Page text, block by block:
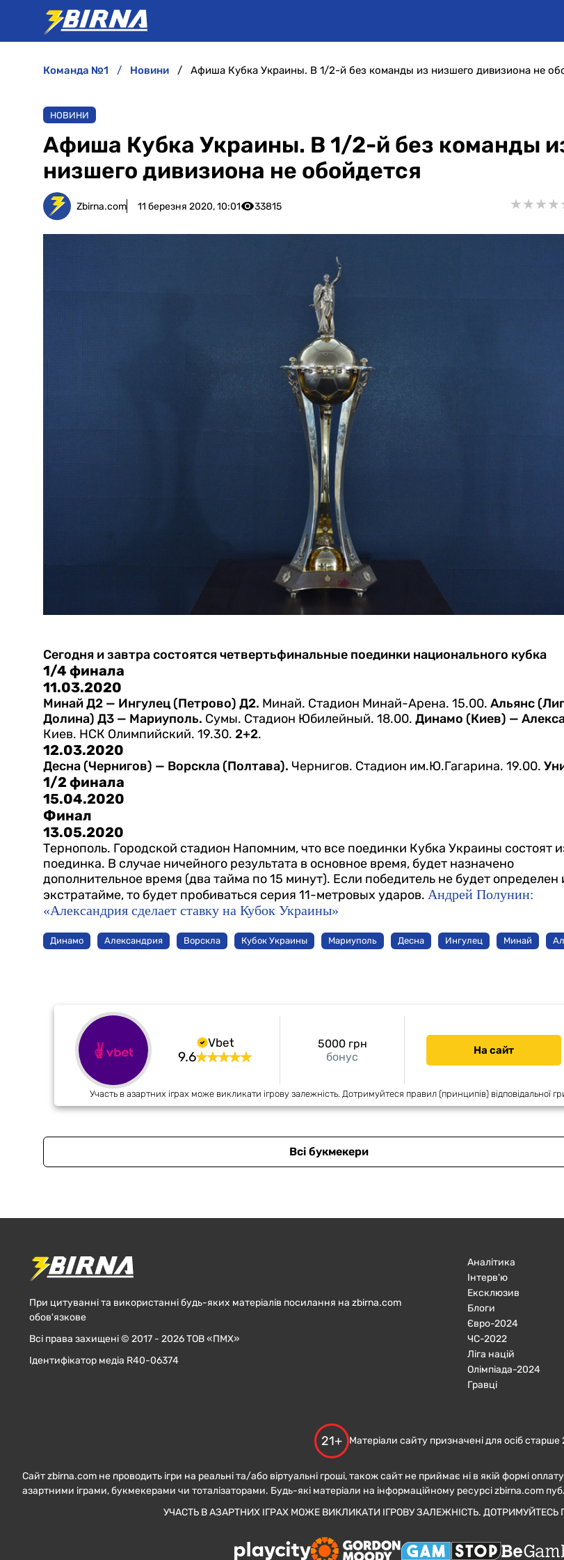
команда №1 новини Афиша Кубка Украины. В 1/2-й без команды из низшего дивизиона не
НОВИНИ
Афиша Кубка Украины. В 1/2-й без команды
низшего дивизиона не обойдется
Zbirna.com 11 березня 2020, 10:01 33815 ★★★★
★★★★
Сегодня и завтра состоятся четвертьфинальные поединки национального кубка
1/4 финала
11.03.2020
Минай Д2 — Ингулец (Петрово) Д2. Минай. Стадион Минай-Арена. 15.00. Альянс
Долина) Д3 — Мариуполь. Сумы. Стадион Юбилейный. 18.00. Динамо (Киев) —
Киев. НСК Олимпийский. 19.30. 2+2.
12.03.2020
Десна (Чернигов) — Ворскла (Полтава). Чернигов. Стадион им.Ю.Гагарина. 19.00.
1/2 финала
15.04.2020
Финал
13.05.2020
Тернополь. Городской стадион Напомним, что все поединки Кубка Украины состоят
поединка. В случае ничейного результата в основное время, будет назначено
дополнительное время (два тайма по 15 минут). Если победитель не будет определен
экстратайме, то будет пробиваться серия 11-метровых ударов. Андрей Полунин:
«Александрия сделает ставку на Кубок Украины»
Динамо Александрия Ворскла Кубок Украины Мариуполь Десна Ингулец Минай
Vbet
9.6 бонус
5000 грн На сайт
Участь в азартних іграх може викликати ігрову залежність. Дотримуйтеся правил (принципів) відповідальної
Всі букмекери
При цитуванні та використанні будь-яких матеріалів посилання на zbirna.com
обов'язкове
Всі права захищені © 2017 - 2026 ТОВ «ПМХ»
Ідентифікатор медіа R40-06374
Аналітика
Інтерв'ю
Ексклюзив
Блоги
Євро-2024
ЧC-2022
Ліга націй
Олімпіада-2024
Гравці
21+ Матеріали сайту призначені для осіб старше
Сайт zbirna.com не проводить ігри на реальні та/або віртуальні гроші, також сайт не приймає ні в якій формі
азартними іграми, букмекерами чи тоталізаторами. Будь-які матеріали на інформаційному ресурсі zbirna.com
УЧАСТЬ В АЗАРТНИХ ІГРАХ МОЖЕ ВИКЛИКАТИ ІГРОВУ ЗАЛЕЖНІСТЬ. ДОТРИМУЙТЕСЬ